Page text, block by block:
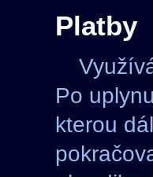
Platby
Po
kterou